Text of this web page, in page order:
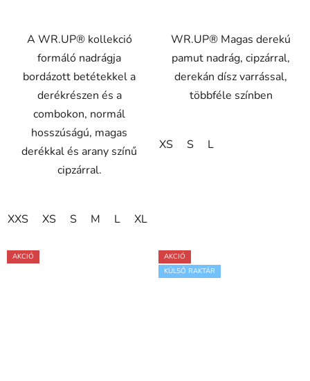
A WR.UP® kollekció
formáló nadrágja
bordázott betétekkel a
derékrészen és a
combokon, normál
hosszúságú, magas
derékkal és arany színű
cipzárral.
XXS XS S M L XL
WR.UP® Magas derekú
pamut nadrág, cipzárral,
derekán dísz varrással,
többféle színben
XS S L
AKCIÓ
AKCIÓ
KÜLSŐ RAKTÁR